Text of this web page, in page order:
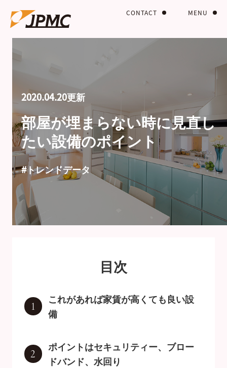
MENU
CONTACT
2020.04.20更新
部屋が埋まらない時に見直し
たい設備のポイント
#トレンドデータ
目次
1
これがあれば家賃が高くても良い設
備
2
ポイントはセキュリティー、ブロー
ドバンド、水回り